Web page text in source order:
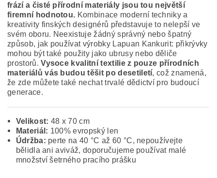
frází a čisté přírodní materiály jsou tou největší
firemní hodnotou. Kombinace moderní techniky a
kreativity finských designérů představuje to nelepší ve
svém oboru. Neexistuje žádný správný nebo špatný
způsob, jak používat výrobky Lapuan Kankurit: přikrývky
mohou být také použity jako ubrusy nebo děliče
prostorů.Vysoce kvalitní textilie z pouze přírodních
materiálů vás budou těšit po desetiletí, což znamená,
že zde můžete také nechat trvalé dědictví pro budoucí
generace.
Velikost: 48 x 70 cm
Materiál: 100% evropský len
Údržba: perte na 40 °C až 60 °C, nepoužívejte
bělidla ani aviváž, doporučujeme používat malé
množství šetrného pracího prášku